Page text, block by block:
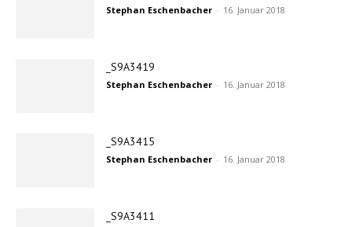
Stephan Eschenbacher - 16. Januar 2018
_S9A3419
Stephan Eschenbacher - 16. Januar 2018
_S9A3415
Stephan Eschenbacher - 16. Januar 2018
_S9A3411